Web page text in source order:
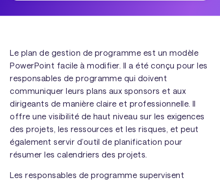
Le plan de gestion de programme est un modèle
PowerPoint facile à modifier. Il a été conçu pour les
responsables de programme qui doivent
communiquer leurs plans aux sponsors et aux
dirigeants de manière claire et professionnelle. Il
offre une visibilité de haut niveau sur les exigences
des projets, les ressources et les risques, et peut
également servir d’outil de planification pour
résumer les calendriers des projets.
Les responsables de programme supervisent